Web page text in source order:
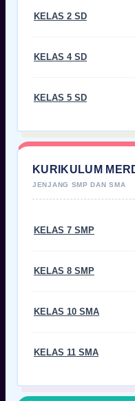
KELAS 2 SD
KELAS 4 SD
KELAS 5 SD
KURIKULUM
KELAS 7 SMP
KELAS 8 SMP
KELAS 10 SMA
KELAS 11 SMA